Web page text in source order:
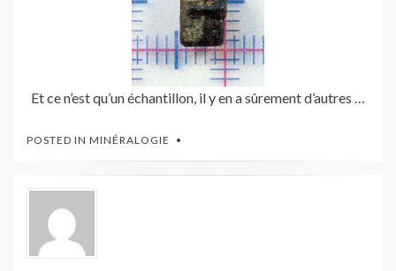
Et ce n’est qu’un échantillon, il y en a sûrement d’autres …
POSTED IN MINÉRALOGIE